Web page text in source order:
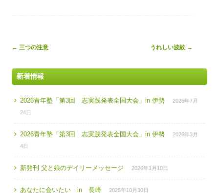
Post
← 三つの注意 うれしい波紋 →
新着情報
2026青年塾「第3回 志実践発表全国大会」in 伊勢
2026年7月
24日
2026青年塾「第3回 志実践発表全国大会」in 伊勢
2026年3月
4日
新発刊 父と娘のデイリーメッセージ 2026年1月10日
あなたに会いたい in 長崎 2025年10月30日